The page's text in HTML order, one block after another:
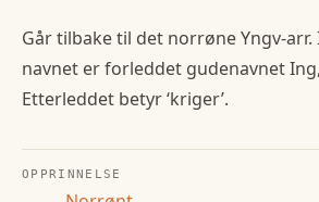
Går tilbake til det norrøne Yngv-
navnet er forleddet gudenavnet
Etterleddet betyr ‘kriger’.
OPPRINNELSE